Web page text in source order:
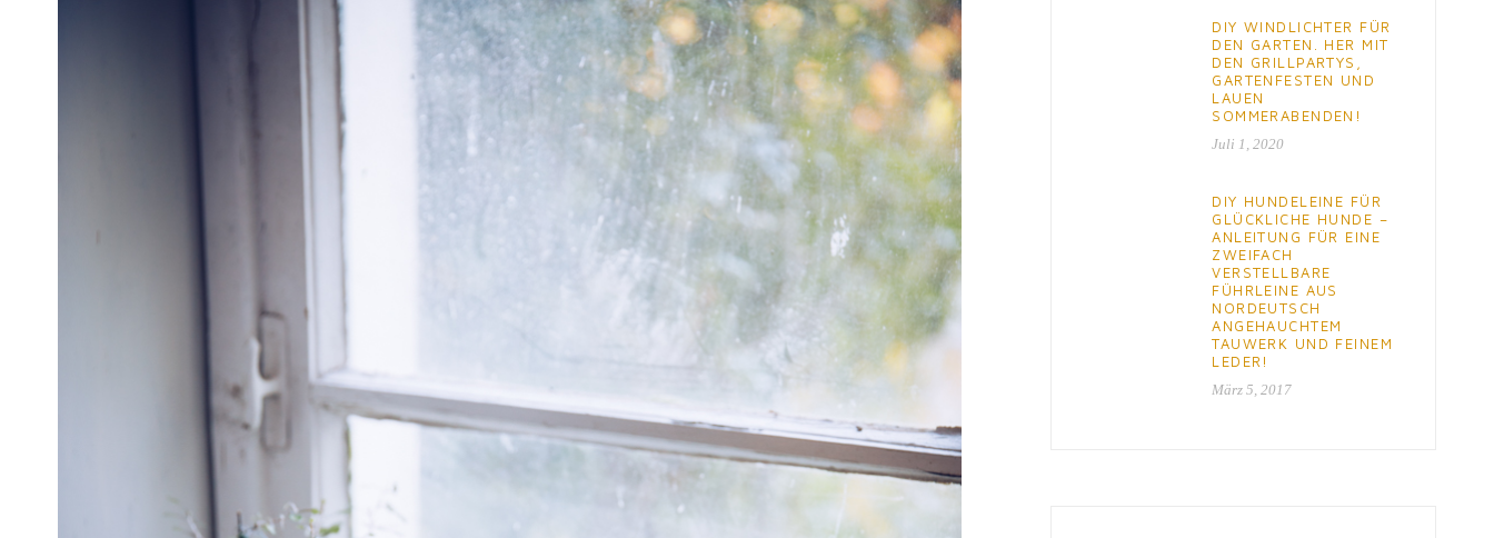
DIY WINDLICHTER FÜR
DEN GARTEN. HER MIT
DEN GRILLPARTYS,
GARTENFESTEN UND
LAUEN
SOMMERABENDEN!
Juli 1, 2020
DIY HUNDELEINE FÜR
GLÜCKLICHE HUNDE –
ANLEITUNG FÜR EINE
ZWEIFACH
VERSTELLBARE
FÜHRLEINE AUS
NORDEUTSCH
ANGEHAUCHTEM
TAUWERK UND FEINEM
LEDER!
März 5, 2017